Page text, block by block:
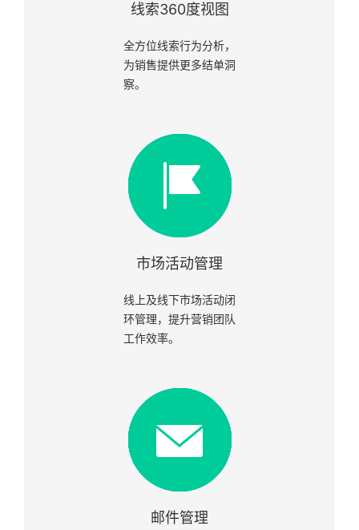
线索360度视图
全方位线索行为分析，
为销售提供更多结单洞
察。
市场活动管理
线上及线下市场活动闭
环管理，提升营销团队
工作效率。
邮件管理